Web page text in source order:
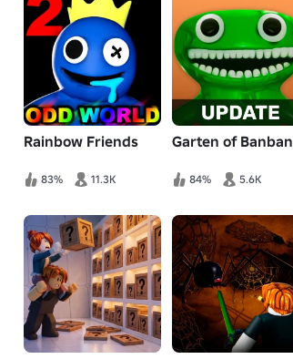
Rainbow Friends
83% 11.3K
Garten of Banban
84% 5.6K